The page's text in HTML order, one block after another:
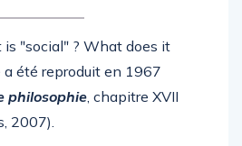
ʺsocialʺ ? What does it
a été reproduit en 1967
philosophie, chapitre XVII
2007).